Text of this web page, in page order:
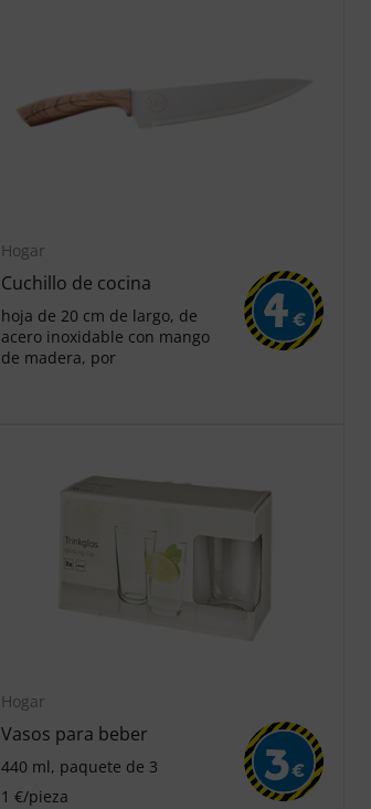
Hogar
Cuchillo de cocina
hoja de 20 cm de largo, de
acero inoxidable con mango
de madera, por
4 €
Hogar
Vasos para beber
440 ml, paquete de 3
1 €/pieza
3 €